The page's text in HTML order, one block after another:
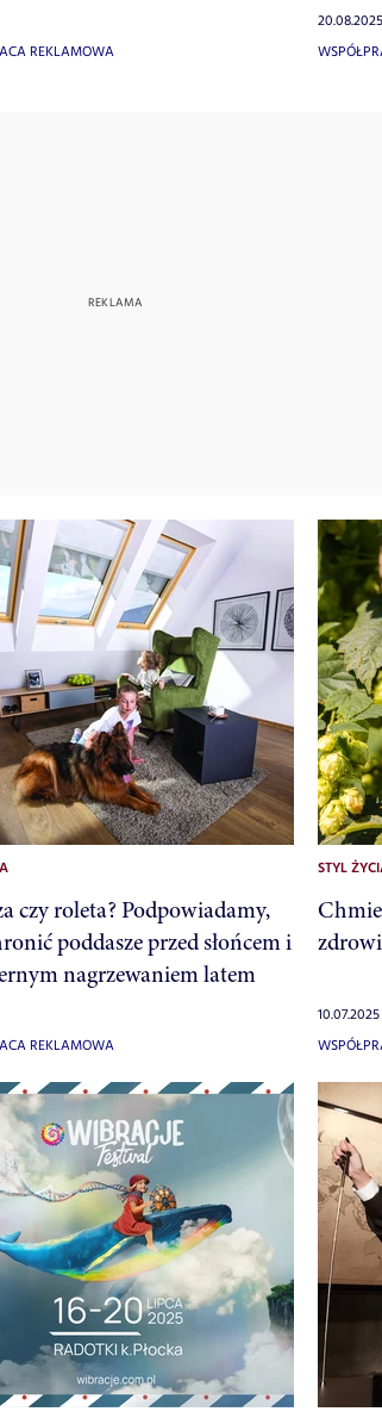
REKLAMOWA
20.08.2025
czy roleta? Podpowiadamy,
poddasze przed słońcem i
nagrzewaniem latem
REKLAMOWA
STYL
10.07.2025